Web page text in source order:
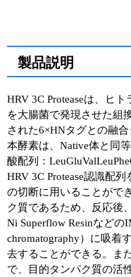
プロトコール集
ユーザーズボイス集
動画ライブラリー
Q&A
製品説明
HRV 3C Proteaseは、ヒ
を大腸菌で発現させた組
された6×HNタグとの融合
本酵素は、Native体と同
酸配列：
HRV 3C Protease認識配
の切断に用いることがで
ク質であるため、反応後
Ni Superflow Resinなど
chromatography）に吸着
去することができる。ま
で、目的タンパク質の活